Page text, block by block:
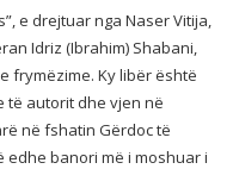
e drejtuar nga Naser Vitija,
Idriz (Ibrahim) Shabani,
frymëzime. Ky libër është
të autorit dhe vjen në
në fshatin Gërdoc të
edhe banori më i moshuar i